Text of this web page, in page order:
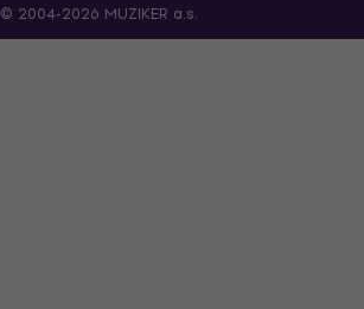
© 2004-2026 MUZIKER a.s.